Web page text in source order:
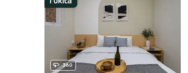
360